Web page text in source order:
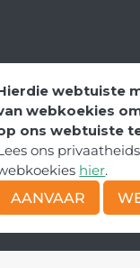
webtuiste
webkoekies
ons webtuiste
ons
hier.
AANVAAR
e-poslys om die
ons span te